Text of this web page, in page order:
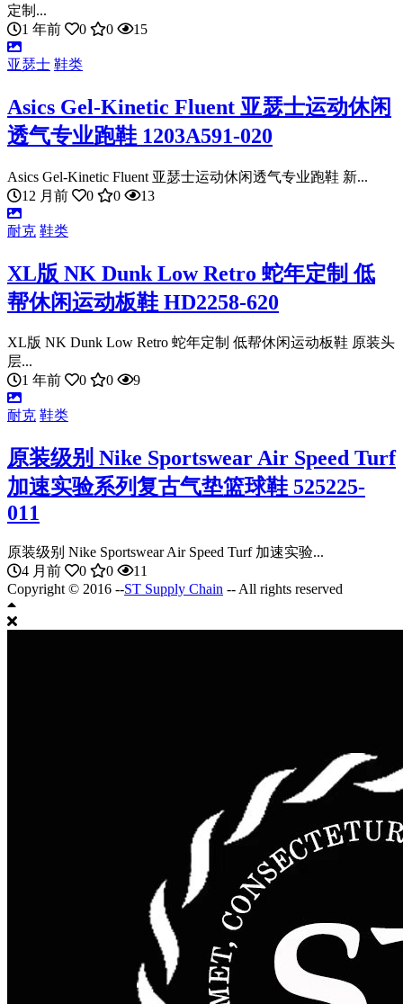
定制...
1 年前
0 0 15
亚瑟士 鞋类
Asics Gel-Kinetic Fluent 亚瑟士运动休闲
透气专业跑鞋 1203A591-020
Asics Gel-Kinetic Fluent 亚瑟士运动休闲透气专业跑鞋 新...
12 月前
0 0 13
耐克 鞋类
XL版 NK Dunk Low Retro 蛇年定制 低
帮休闲运动板鞋 HD2258-620
XL版 NK Dunk Low Retro 蛇年定制 低帮休闲运动板鞋 原装头
层...
1 年前
0 0 9
耐克 鞋类
原装级别 Nike Sportswear Air Speed Turf
加速实验系列复古气垫篮球鞋 525225-
011
原装级别 Nike Sportswear Air Speed Turf 加速实验...
4 月前
0 0
11
Copyright © 2016 --ST Supply Chain -- All rights reserved